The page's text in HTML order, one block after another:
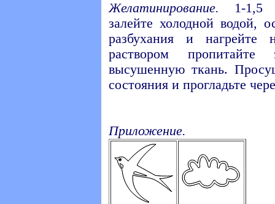
Желатинирование. 1-1,5
залейте холодной водой,
разбухания и
раствором
высушенную ткань.
состояния и прогладьте
Приложение.